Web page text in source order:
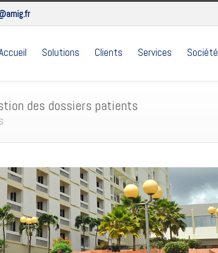
Solutions Clients Services Société
des dossiers patients